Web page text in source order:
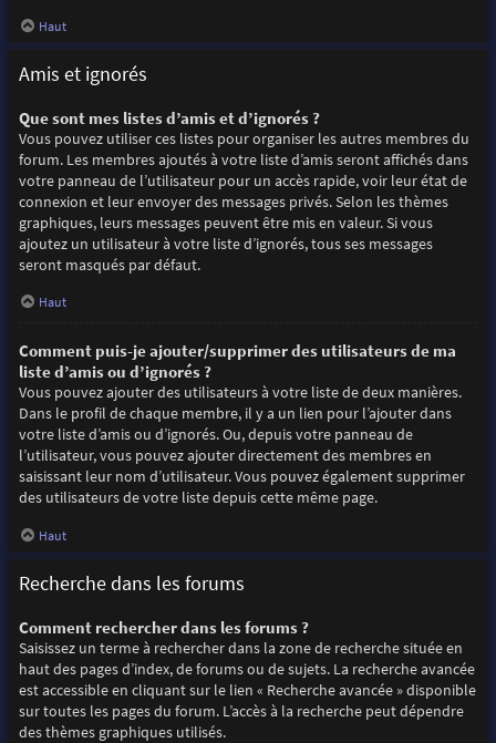
Haut
Amis et ignorés
Que sont mes listes d’amis et d’ignorés ?
Vous pouvez utiliser ces listes pour organiser les autres membres du
forum. Les membres ajoutés à votre liste d’amis seront affichés dans
votre panneau de l’utilisateur pour un accès rapide, voir leur état de
connexion et leur envoyer des messages privés. Selon les thèmes
graphiques, leurs messages peuvent être mis en valeur. Si vous
ajoutez un utilisateur à votre liste d’ignorés, tous ses messages
seront masqués par défaut.
Haut
Comment puis-je ajouter/supprimer des utilisateurs de ma
liste d’amis ou d’ignorés ?
Vous pouvez ajouter des utilisateurs à votre liste de deux manières.
Dans le profil de chaque membre, il y a un lien pour l’ajouter dans
votre liste d’amis ou d’ignorés. Ou, depuis votre panneau de
l’utilisateur, vous pouvez ajouter directement des membres en
saisissant leur nom d’utilisateur. Vous pouvez également supprimer
des utilisateurs de votre liste depuis cette même page.
Haut
Recherche dans les forums
Comment rechercher dans les forums ?
Saisissez un terme à rechercher dans la zone de recherche située en
haut des pages d’index, de forums ou de sujets. La recherche avancée
est accessible en cliquant sur le lien « Recherche avancée » disponible
sur toutes les pages du forum. L’accès à la recherche peut dépendre
des thèmes graphiques utilisés.